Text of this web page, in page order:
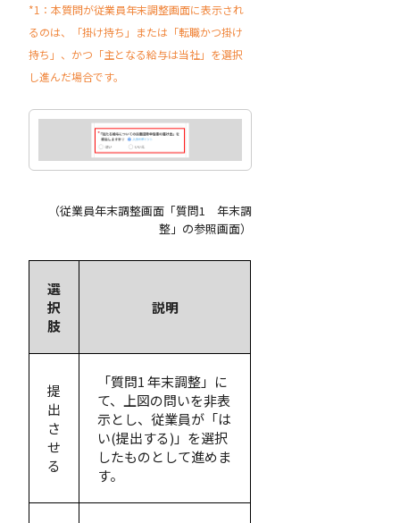
*1：本質問が従業員年末調整画面に表示され
るのは、「掛け持ち」または「転職かつ掛け
持ち」、かつ「主となる給与は当社」を選択
し進んだ場合です。
（従業員年末調整画面「質問1 年末調
整」の参照画面）
選
択
肢
説明
提
出
さ
せ
る
「質問1 年末調整」に
て、上図の問いを非表
示とし、従業員が「は
い(提出する)」を選択
したものとして進めま
す。